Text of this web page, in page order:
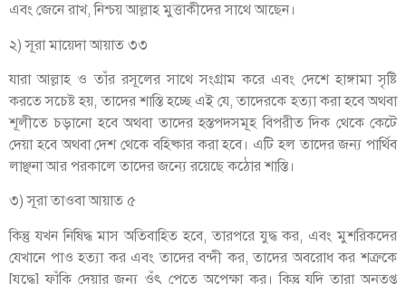
এবং জেনে রাখ, নিশ্চয় আল্লাহ মুত্তাকীদের সাথে আছেন।
২) সূরা মায়েদা আয়াত ৩৩
যারা আল্লাহ ও তাঁর রসূলের সাথে সংগ্রাম করে এবং দেশে হাঙ্গামা সৃষ্টি
করতে সচেষ্ট হয়, তাদের শাস্তি হচ্ছে এই যে, তাদেরকে হত্যা করা হবে অথবা
শূলীতে চড়ানো হবে অথবা তাদের হস্তপদসমূহ বিপরীত দিক থেকে কেটে
দেয়া হবে অথবা দেশ থেকে বহিষ্কার করা হবে। এটি হল তাদের জন্য পার্থিব
লাঞ্ছনা আর পরকালে তাদের জন্যে রয়েছে কঠোর শাস্তি।
৩) সূরা তাওবা আয়াত ৫
কিন্তু যখন নিষিদ্ধ মাস অতিবাহিত হবে, তারপরে যুদ্ধ কর, এবং মুশরিকদের
যেখানে পাও হত্যা কর এবং তাদের বন্দী কর, তাদের অবরোধ কর শত্রুকে
[যুদ্ধে] ফাঁকি দেয়ার জন্য ওঁৎ পেতে অপেক্ষা কর। কিন্তু যদি তারা অনুতপ্ত